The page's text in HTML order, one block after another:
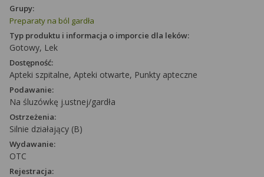
Grupy:
Preparaty na ból gardła
Typ produktu i informacja o imporcie dla leków:
Gotowy, Lek
Dostępność:
Apteki szpitalne, Apteki otwarte, Punkty apteczne
Podawanie:
Na śluzówkę j.ustnej/gardła
Ostrzeżenia:
Silnie działający (B)
Wydawanie:
OTC
Rejestracja: